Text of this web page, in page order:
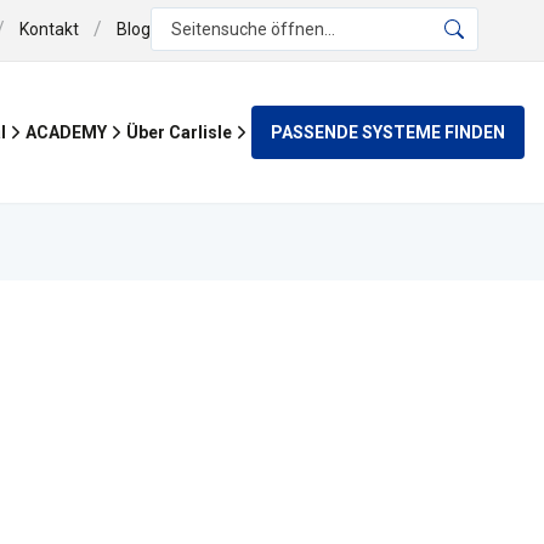
Kontakt / Blog Seitensuche öffnen...
ACADEMY Über Carlisle PASSENDE SYSTEME FINDEN